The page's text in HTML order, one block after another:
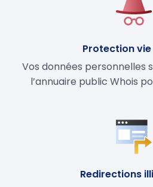
Protection
Vos données personnelles
l’annuaire public Whois
Redirections